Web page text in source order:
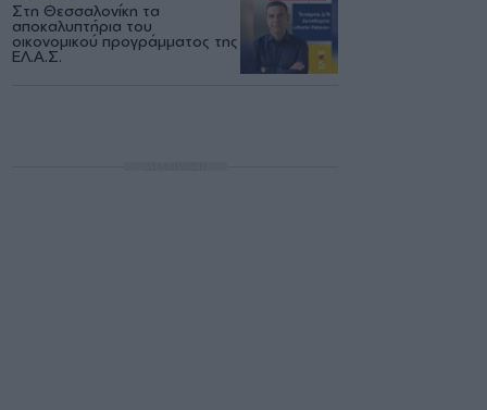
Στη Θεσσαλονίκη τα
αποκαλυπτήρια του
οικονομικού προγράμματος της
ΕΛ.Α.Σ.